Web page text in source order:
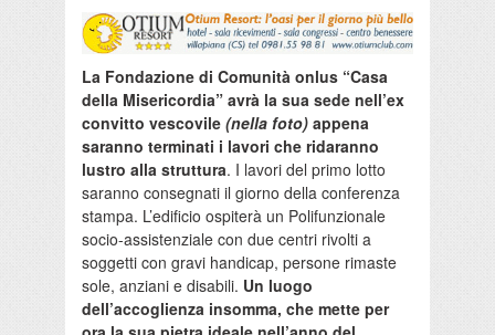
La Fondazione di Comunità onlus “Casa
della Misericordia” avrà la sua sede nell’ex
convitto vescovile (nella foto) appena
saranno terminati i lavori che ridaranno
lustro alla struttura. I lavori del primo lotto
saranno consegnati il giorno della conferenza
stampa. L’edificio ospiterà un Polifunzionale
socio-assistenziale con due centri rivolti a
soggetti con gravi handicap, persone rimaste
sole, anziani e disabili. Un luogo
dell’accoglienza insomma, che mette per